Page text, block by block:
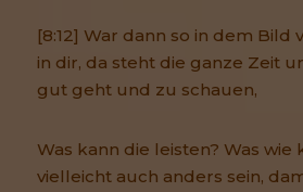
[8:12] War dann so in dem Bild
in dir, da steht die ganze Zeit
gut geht und zu schauen,
Was kann die leisten? Was
vielleicht auch anders sein,